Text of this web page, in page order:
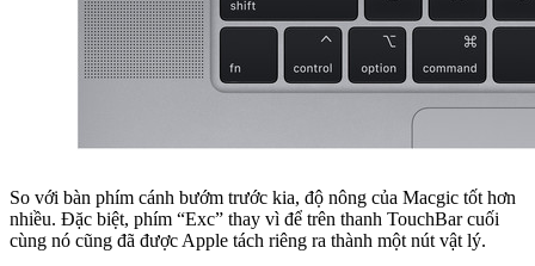
So với bàn phím cánh bướm trước kia, độ nông của Macgic tốt hơn
nhiều. Đặc biệt, phím “Exc” thay vì để trên thanh TouchBar cuối
cùng nó cũng đã được Apple tách riêng ra thành một nút vật lý.